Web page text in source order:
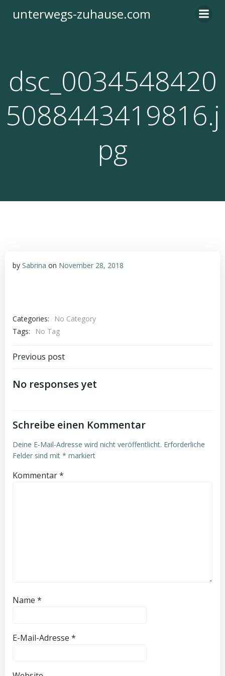
Inhalt
unterwegs-zuhause.com
dsc_0034548420
5088443419816.j
pg
by Sabrina on November 28, 2018
Categories:
No Category
Tags:
No Tag
Post
navigation
Previous post
No responses yet
Schreibe einen Kommentar
Deine E-Mail-Adresse wird nicht veröffentlicht. Erforderliche
Felder sind mit * markiert
Kommentar*
Name *
E-Mail-Adresse *